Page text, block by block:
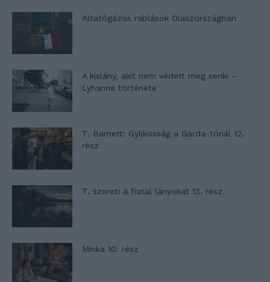
Altatógázos rablások Olaszországban
A kislány, akit nem védett meg senki –
Lyhanna története
T. Barnett: Gyilkosság a Garda-tónál 12.
rész
T. szereti a fiatal lányokat 13. rész
Minka 10. rész